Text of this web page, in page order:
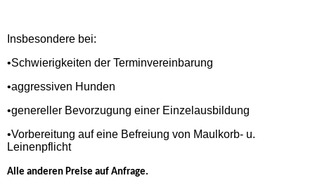
Insbesondere bei:
•Schwierigkeiten der Terminvereinbarung
•aggressiven Hunden
•genereller Bevorzugung einer Einzelausbildung
•Vorbereitung auf eine Befreiung von Maulkorb- u.
Leinenpflicht
Alle anderen Preise auf Anfrage.